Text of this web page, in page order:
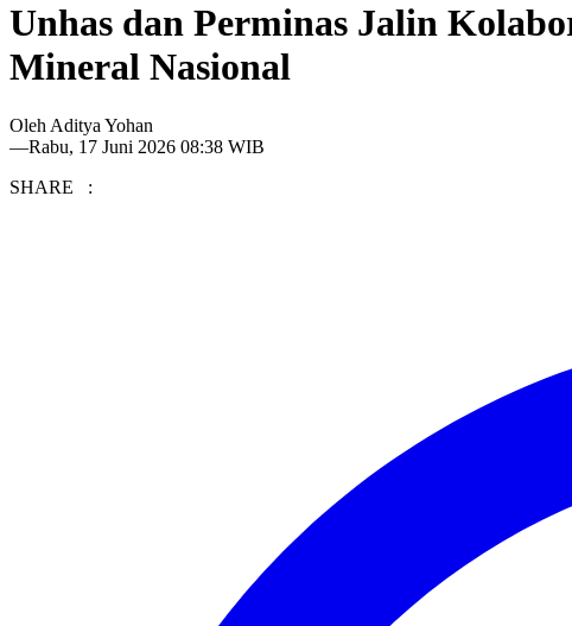
Unhas dan Perminas Jalin
Mineral Nasional
Oleh Aditya Yohan
—Rabu, 17 Juni 2026 08:38 WIB
SHARE :